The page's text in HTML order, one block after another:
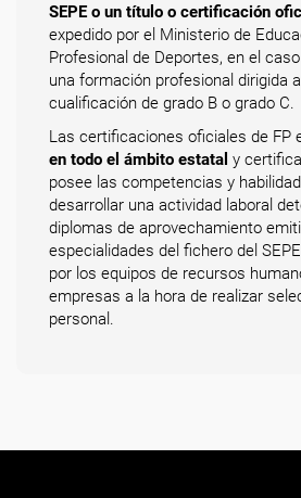
SEPE o un título o certificación
expedido por el Ministerio de
Profesional de Deportes, en el
una formación profesional dirigida
cualificación de grado B o grado C.
Las certificaciones oficiales de FP
en todo el ámbito estatal y
posee las competencias y
desarrollar una actividad laboral
diplomas de aprovechamiento
especialidades del fichero del
por los equipos de recursos
empresas a la hora de realizar
personal.